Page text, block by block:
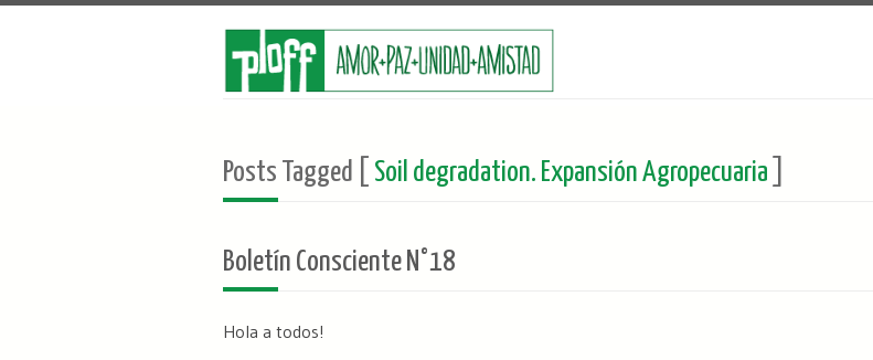
Posts Tagged [ Soil degradation. Expansión Agropecuaria
Boletín Consciente N°18
Hola a todos!